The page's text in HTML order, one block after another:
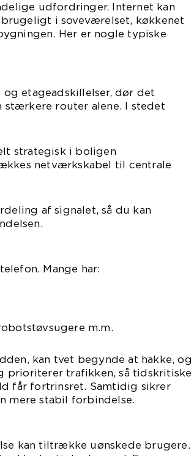
udfordringer. Internet kan
i soveværelset, køkkenet
Her er nogle typiske
etageadskillelser, dør det
stærkere router alene. I stedet
strategisk i boligen
netværkskabel til centrale
af signalet, så du kan
Mange har:
m.m.
kan tvet begynde at hakke, og
prioriterer trafikken, så tidskritiske
får fortrinsret. Samtidig sikrer
mere stabil forbindelse.
kan tiltrække uønskede brugere.